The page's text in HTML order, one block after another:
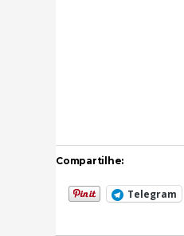
Compartilhe:
Telegram